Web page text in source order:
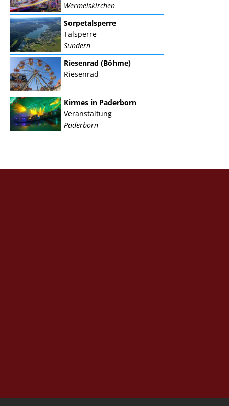
Wermelskirchen
Sorpetalsperre
Talsperre
Sundern
Riesenrad (Böhme)
Riesenrad
Kirmes in Paderborn
Veranstaltung
Paderborn